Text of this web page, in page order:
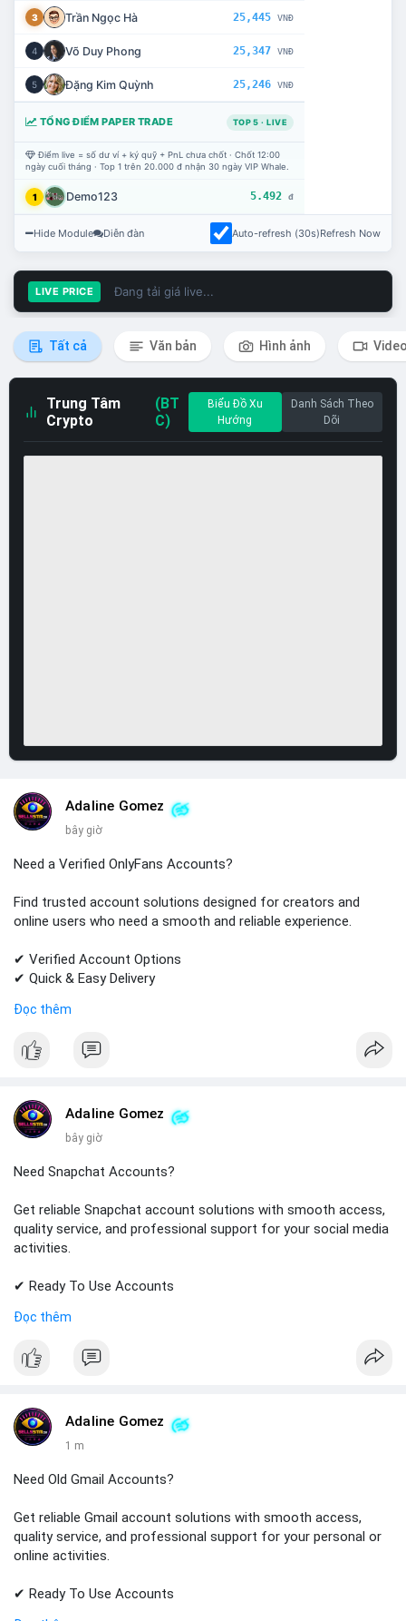
3 Trần Ngọc Hà 25,445 VNĐ
4 Võ Duy Phong 25,347 VNĐ
5 Đặng Kim Quỳnh 25,246 VNĐ
TỔNG ĐIỂM PAPER TRADE TOP 5 · LIVE
Điểm live = số dư ví + ký quỹ + PnL chưa chốt · Chốt 12:00
ngày cuối tháng · Top 1 trên 20.000 đ nhận 30 ngày VIP Whale.
1 Demo123 5.492 đ
Hide Module Diễn đàn Auto-refresh (30s)Refresh Now
LIVE PRICE Đang tải giá live...
Tất cả Văn bản Hình ảnh
Trung Tâm
Crypto
(BT
C)
Biểu Đồ Xu
Hướng
Danh Sách Theo
Dõi
Adaline Gomez
bây giờ
Need a Verified OnlyFans Accounts?
Find trusted account solutions designed for creators and
online users who need a smooth and reliable experience.
✔ Verified Account Options
✔ Quick & Easy Delivery
💬 Telegram: @SellsSMM
#sellssmm
Đọc thêm
Adaline Gomez
bây giờ
Need Snapchat Accounts?
Get reliable Snapchat account solutions with smooth access,
quality service, and professional support for your social media
activities.
✔ Ready To Use Accounts
✔ Trusted Customer Support
📱 WhatsApp: +1 (681) 549-2683
#snapchat #snapchataccount
#sellssmm
Đọc thêm
Adaline Gomez
1 m
Need Old Gmail Accounts?
Get reliable Gmail account solutions with smooth access,
quality service, and professional support for your personal or
online activities.
✔ Ready To Use Accounts